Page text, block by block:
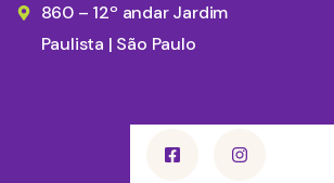
860 – 12º andar Jardim
Paulista | São Paulo